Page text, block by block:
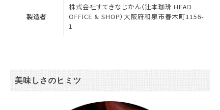
製造者
株式会社すてきなじかん（辻本珈琲 HEAD
OFFICE & SHOP）大阪府和泉市春木町1156-
1
美味しさのヒミツ